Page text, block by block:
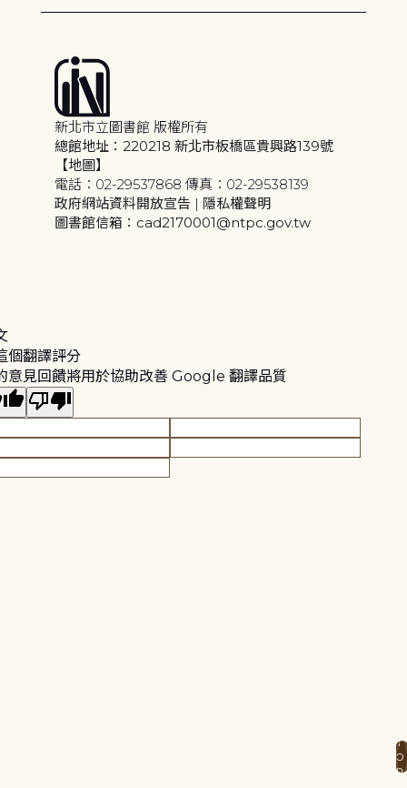
新北市立圖書館 版權所有
總館地址：220218 新北市板橋區貴興路139號
【地圖】
電話：02-29537868 傳真：02-29538139
政府網站資料開放宣告 | 隱私權聲明
圖書館信箱：cad2170001@ntpc.gov.tw
個翻譯評分
意見回饋將用於協助改善 Google 翻譯品質